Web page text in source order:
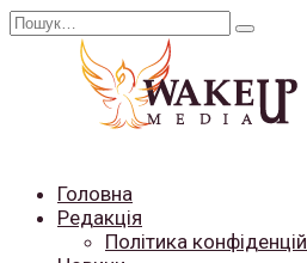
Перейти
Search
Головна
Редакція
Політика